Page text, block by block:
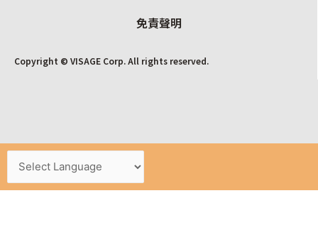
Copyright © VISAGE Corp. All rights reserved.
免責聲明